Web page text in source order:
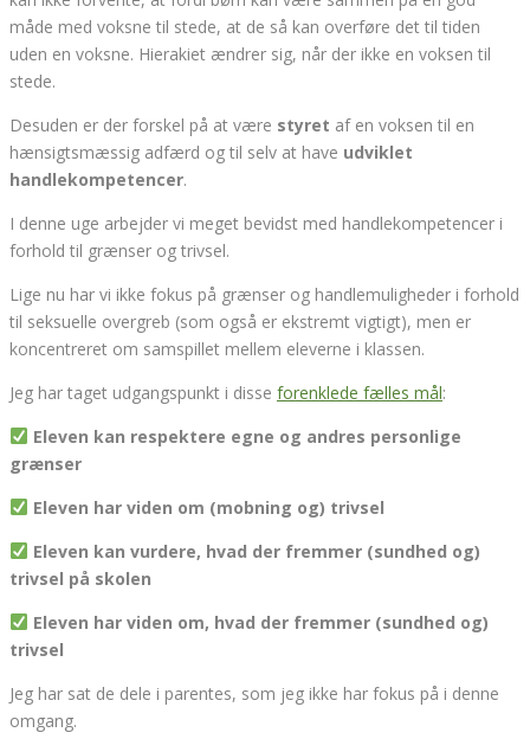
måde med voksne til stede, at de så kan overføre det til tiden
uden en voksne. Hierakiet ændrer sig, når der ikke en voksen til
stede.
Desuden er der forskel på at være styret af en voksen til en
hænsigtsmæssig adfærd og til selv at have udviklet
handlekompetencer.
I denne uge arbejder vi meget bevidst med handlekompetencer i
forhold til grænser og trivsel.
Lige nu har vi ikke fokus på grænser og handlemuligheder i forhold
til seksuelle overgreb (som også er ekstremt vigtigt), men er
koncentreret om samspillet mellem eleverne i klassen.
Jeg har taget udgangspunkt i disse forenklede fælles mål:
Eleven kan respektere egne og andres personlige
grænser
Eleven har viden om (mobning og) trivsel
Eleven kan vurdere, hvad der fremmer (sundhed og)
trivsel på skolen
Eleven har viden om, hvad der fremmer (sundhed og)
trivsel
Jeg har sat de dele i parentes, som jeg ikke har fokus på i denne
omgang.